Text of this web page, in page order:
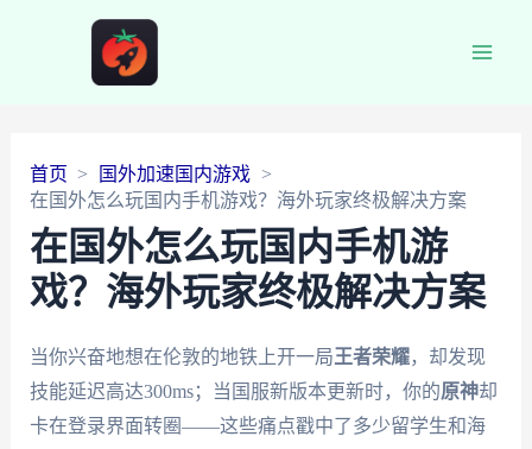
首页
国外加速国内游戏
在国外怎么玩国内手机游戏？海外玩家终极解决方案
在国外怎么玩国内手机游
戏？海外玩家终极解决方案
当你兴奋地想在伦敦的地铁上开一局王者荣耀，却发现
技能延迟高达300ms；当国服新版本更新时，你的原神却
卡在登录界面转圈——这些痛点戳中了多少留学生和海